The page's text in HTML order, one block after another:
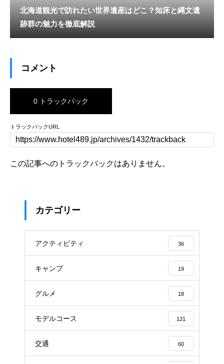
北海道観光で訪れたい世界遺産はどこ？知床と縄文遺
跡群の魅力を徹底解説
コメント
0 トラックバック
トラックバックURL
この記事へのトラックバックはありません。
カテゴリー
アクティビティ 36
キャンプ 19
グルメ 18
モデルコース 121
交通 60